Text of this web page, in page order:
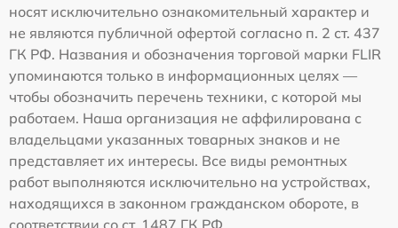
носят исключительно ознакомительный характер и
не являются публичной офертой согласно п. 2 ст. 437
ГК РФ. Названия и обозначения торговой марки FLIR
упоминаются только в информационных целях —
чтобы обозначить перечень техники, с которой мы
работаем. Наша организация не аффилирована с
владельцами указанных товарных знаков и не
представляет их интересы. Все виды ремонтных
работ выполняются исключительно на устройствах,
находящихся в законном гражданском обороте, в
соответствии со ст. 1487 ГК РФ.